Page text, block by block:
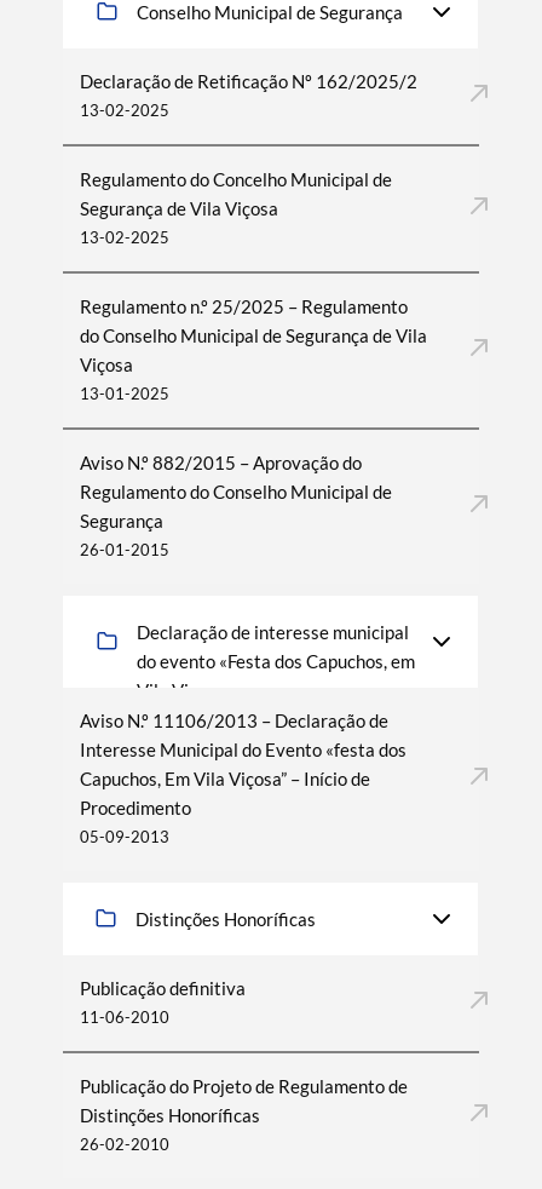
Conselho Municipal de Segurança
Declaração de Retificação Nº 162/2025/2
13-02-2025
Regulamento do Concelho Municipal de
Segurança de Vila Viçosa
13-02-2025
Regulamento n.º 25/2025 – Regulamento
do Conselho Municipal de Segurança de Vila
Viçosa
13-01-2025
Aviso N.º 882/2015 – Aprovação do
Regulamento do Conselho Municipal de
Segurança
26-01-2015
Declaração de interesse municipal
do evento «Festa dos Capuchos, em
Vila Viçosa»
Aviso N.º 11106/2013 – Declaração de
Interesse Municipal do Evento «festa dos
Capuchos, Em Vila Viçosa” – Início de
Procedimento
05-09-2013
Distinções Honoríficas
Publicação definitiva
11-06-2010
Publicação do Projeto de Regulamento de
Distinções Honoríficas
26-02-2010